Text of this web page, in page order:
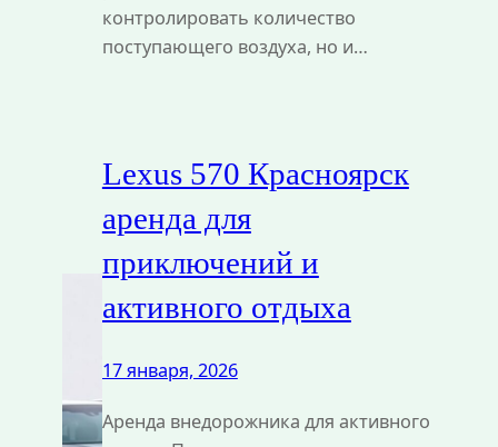
контролировать количество
поступающего воздуха, но и…
Lexus 570 Красноярск
аренда для
приключений и
активного отдыха
17 января, 2026
Аренда внедорожника для активного